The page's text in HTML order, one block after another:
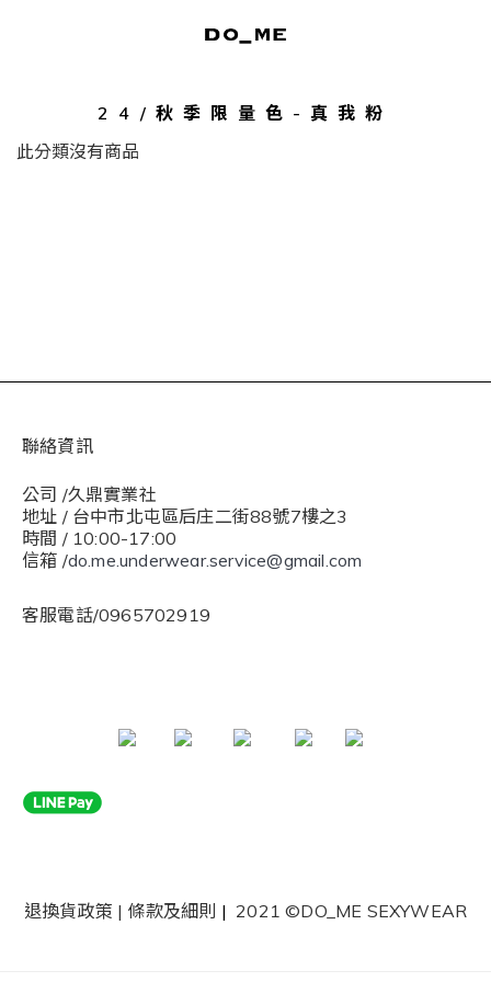
24/秋季限量色-真我粉
此分類沒有商品
聯絡資訊
公司 /久鼎實業社
地址 / 台中市北屯區后庄二街88號7樓之3
時間 / 10:00-17:00
信箱 /do.me.underwear.service@gmail.com
客服電話/0965702919
退換貨政策 | 條款及細則 | 2021 ©DO_ME SEXYWEAR